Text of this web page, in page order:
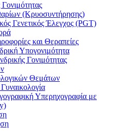
(Κρυοσυντήρησης)
Γενετικός Έλεγχος (PGT)
και Θεραπείες
Υπογονιμότητα
Γονιμότητας
Θεμάτων
Υπερηχογραφία με